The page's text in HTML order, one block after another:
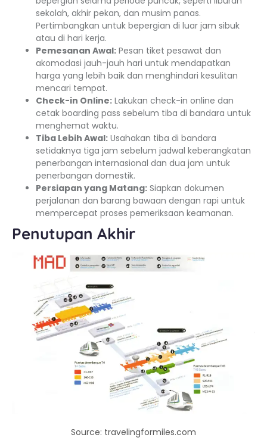
sekolah, akhir pekan, dan musim panas.
Pertimbangkan untuk bepergian di luar jam sibuk
atau di hari kerja.
Pemesanan Awal: Pesan tiket pesawat dan
akomodasi jauh-jauh hari untuk mendapatkan
harga yang lebih baik dan menghindari kesulitan
mencari tempat.
Check-in Online: Lakukan check-in online dan
cetak boarding pass sebelum tiba di bandara untuk
menghemat waktu.
Tiba Lebih Awal: Usahakan tiba di bandara
setidaknya tiga jam sebelum jadwal keberangkatan
penerbangan internasional dan dua jam untuk
penerbangan domestik.
Persiapan yang Matang: Siapkan dokumen
perjalanan dan barang bawaan dengan rapi untuk
mempercepat proses pemeriksaan keamanan.
Penutupan Akhir
Source: travelingformiles.com